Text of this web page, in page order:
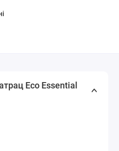
Eco Essential